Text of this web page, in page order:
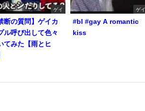
ゲイ
断の質問】ゲイカ
ル呼び出して色々
てみた【雨とヒ
ゲイ
#bl #gay A romantic
kiss